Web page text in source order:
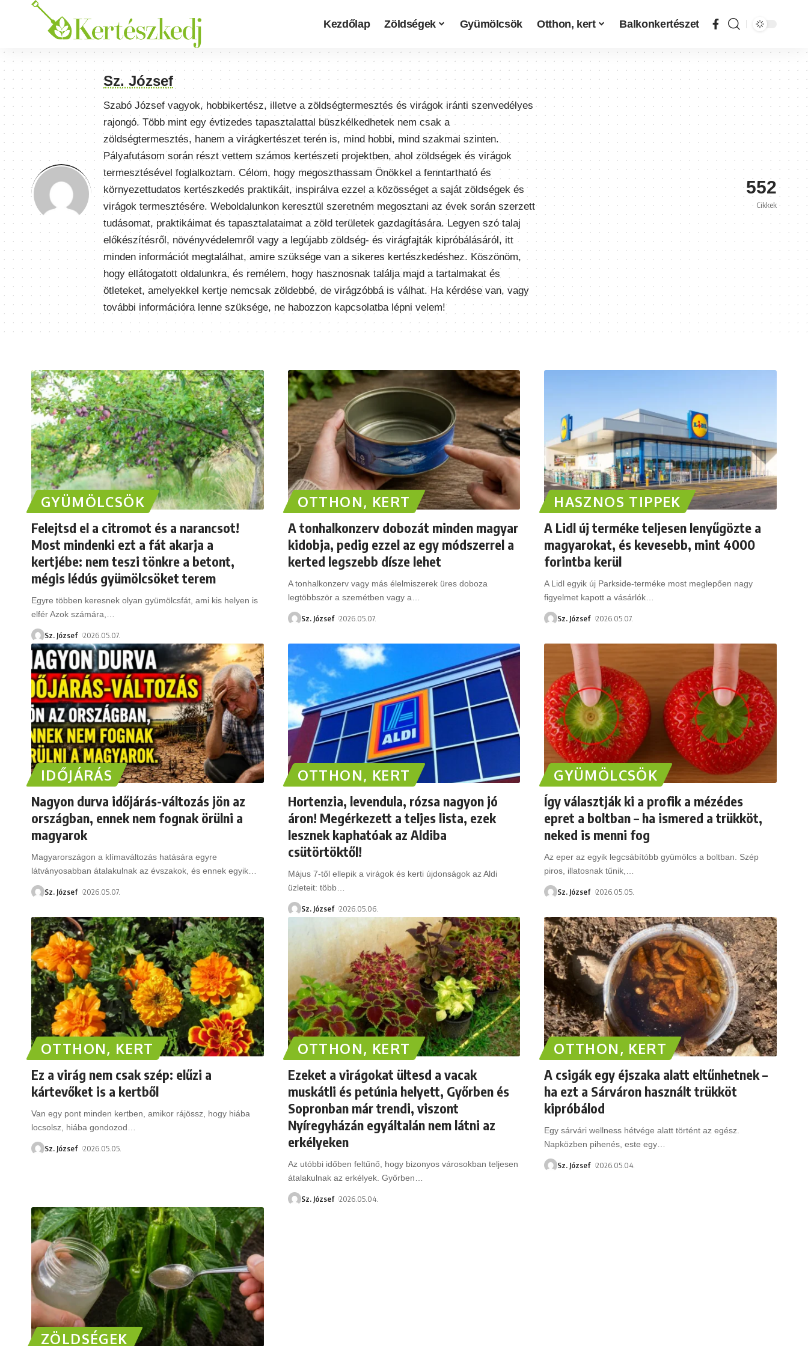
Kezdőlap Zöldségek Gyümölcsök Otthon, kert Balkonkertészet
Sz. József
Szabó József vagyok, hobbikertész, illetve a zöldségtermesztés és virágok iránti szenvedélyes
rajongó. Több mint egy évtizedes tapasztalattal büszkélkedhetek nem csak a
zöldségtermesztés, hanem a virágkertészet terén is, mind hobbi, mind szakmai szinten.
Pályafutásom során részt vettem számos kertészeti projektben, ahol zöldségek és virágok
termesztésével foglalkoztam. Célom, hogy megoszthassam Önökkel a fenntartható és
környezettudatos kertészkedés praktikáit, inspirálva ezzel a közösséget a saját zöldségek és
virágok termesztésére. Weboldalunkon keresztül szeretném megosztani az évek során szerzett
tudásomat, praktikáimat és tapasztalataimat a zöld területek gazdagítására. Legyen szó talaj
előkészítésről, növényvédelemről vagy a legújabb zöldség- és virágfajták kipróbálásáról, itt
minden információt megtalálhat, amire szüksége van a sikeres kertészkedéshez. Köszönöm,
hogy ellátogatott oldalunkra, és remélem, hogy hasznosnak találja majd a tartalmakat és
ötleteket, amelyekkel kertje nemcsak zöldebbé, de virágzóbbá is válhat. Ha kérdése van, vagy
további információra lenne szüksége, ne habozzon kapcsolatba lépni velem!
552
Cikkek
GYÜMÖLCSÖK
Felejtsd el a citromot és a narancsot!
Most mindenki ezt a fát akarja a
kertjébe: nem teszi tönkre a betont,
mégis lédús gyümölcsöket terem
Egyre többen keresnek olyan gyümölcsfát, ami kis helyen is
elfér Azok számára,
Sz. József 2026.05.07.
OTTHON, KERT
A tonhalkonzerv dobozát minden magyar
kidobja, pedig ezzel az egy módszerrel a
kerted legszebb dísze lehet
A tonhalkonzerv vagy más élelmiszerek üres doboza
legtöbbször a szemétben vagy a
Sz. József 2026.05.07.
HASZNOS TIPPEK
A Lidl új terméke teljesen lenyűgözte a
magyarokat, és kevesebb, mint 4000
forintba kerül
A Lidl egyik új Parkside-terméke most meglepően nagy
figyelmet kapott a vásárlók
Sz. József 2026.05.07.
IDŐJÁRÁS
Nagyon durva időjárás-változás jön az
országban, ennek nem fognak örülni a
magyarok
Magyarországon a klímaváltozás hatására egyre
látványosabban átalakulnak az évszakok, és ennek egyik
Sz. József 2026.05.07.
OTTHON, KERT
Hortenzia, levendula, rózsa nagyon jó
áron! Megérkezett a teljes lista, ezek
lesznek kaphatóak az Aldiba
csütörtöktől!
Május 7-től ellepik a virágok és kerti újdonságok az Aldi
üzleteit: több…
Sz. József 2026.05.06.
GYÜMÖLCSÖK
Így választják ki a profik a mézédes
epret a boltban – ha ismered a trükköt,
neked is menni fog
Az eper az egyik legcsábítóbb gyümölcs a boltban. Szép
piros, illatosnak tűnik,
Sz. József 2026.05.05.
OTTHON, KERT
Ez a virág nem csak szép: elűzi a
kártevőket is a kertből
Van egy pont minden kertben, amikor rájössz, hogy hiába
locsolsz, hiába gondozod
Sz. József 2026.05.05.
OTTHON, KERT
Ezeket a virágokat ültesd a vacak
muskátli és petúnia helyett, Győrben és
Sopronban már trendi, viszont
Nyíregyházán egyáltalán nem látni az
erkélyeken
Az utóbbi időben feltűnő, hogy bizonyos városokban teljesen
átalakulnak az erkélyek. Győrben
Sz. József 2026.05.04.
OTTHON, KERT
A csigák egy éjszaka alatt eltűnhetnek –
ha ezt a Sárváron használt trükköt
kipróbálod
Egy sárvári wellness hétvége alatt történt az egész.
Napközben pihenés, este egy
Sz. József 2026.05.04.
ZÖLDSÉGEK